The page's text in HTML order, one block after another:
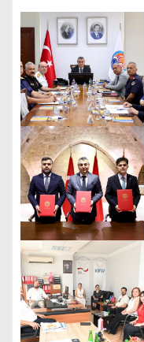
ı
g
e
z
i
n
m
e
s
i